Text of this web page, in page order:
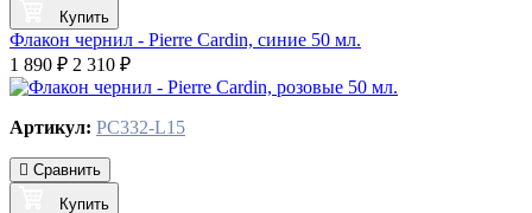
Купить
Флакон чернил - Pierre Cardin, синие 50 мл.
1 890 ₽ 2 310 ₽
Артикул: PC332-L15
Сравнить
Купить